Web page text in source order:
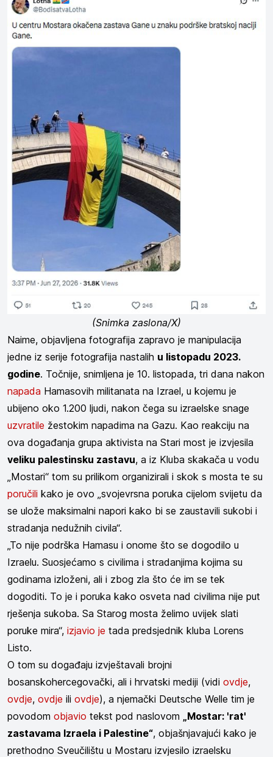
(Snimka zaslona/X)
Naime, objavljena fotografija zapravo je manipulacija
jedne iz serije fotografija nastalih u listopadu 2023.
godine. Točnije, snimljena je 10. listopada, tri dana nakon
napada Hamasovih militanata na Izrael, u kojemu je
ubijeno oko 1.200 ljudi, nakon čega su izraelske snage
uzvratile žestokim napadima na Gazu. Kao reakciju na
ova događanja grupa aktivista na Stari most je izvjesila
veliku palestinsku zastavu, a iz Kluba skakača u vodu
„Mostari“ tom su prilikom organizirali i skok s mosta te su
poručili kako je ovo „svojevrsna poruka cijelom svijetu da
se ulože maksimalni napori kako bi se zaustavili sukobi i
stradanja nedužnih civila“.
„To nije podrška Hamasu i onome što se dogodilo u
Izraelu. Suosjećamo s civilima i stradanjima kojima su
godinama izloženi, ali i zbog zla što će im se tek
dogoditi. To je i poruka kako osveta nad civilima nije put
rješenja sukoba. Sa Starog mosta želimo uvijek slati
poruke mira“, izjavio je tada predsjednik kluba Lorens
Listo.
O tom su događaju izvještavali brojni
bosanskohercegovački, ali i hrvatski mediji (vidi ovdje,
ovdje, ovdje ili ovdje), a njemački Deutsche Welle tim je
povodom objavio tekst pod naslovom
„Mostar: 'rat'
zastavama Izraela i Palestine“, objašnjavajući kako je
prethodno Sveučilištu u Mostaru izvjesilo izraelsku